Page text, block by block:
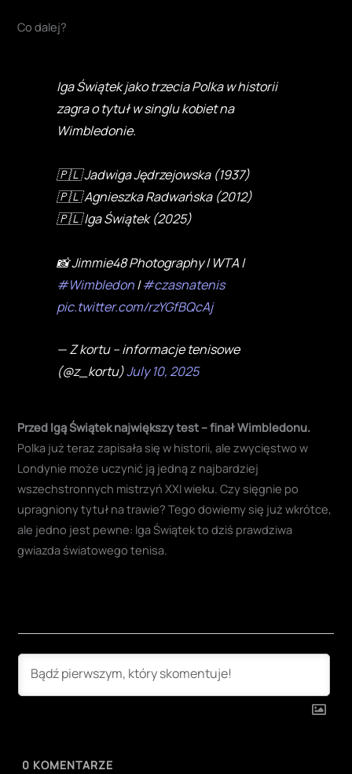
Co dalej?
Iga Świątek jako trzecia Polka w historii
zagra o tytuł w singlu kobiet na
Wimbledonie.
🇵🇱 Jadwiga Jędrzejowska (1937)
🇵🇱 Agnieszka Radwańska (2012)
🇵🇱 Iga Świątek (2025)
📸 Jimmie48 Photography | WTA |
#Wimbledon|#czasnatenis
pic.twitter.com/rzYGfBQcAj
— Z kortu – informacje tenisowe
(@z_kortu)July 10, 2025
Przed Igą Świątek największy test – finał Wimbledonu.
Polka już teraz zapisała się w historii, ale zwycięstwo w
Londynie może uczynić ją jedną z najbardziej
wszechstronnych mistrzyń XXI wieku. Czy sięgnie po
upragniony tytuł na trawie? Tego dowiemy się już wkrótce,
ale jedno jest pewne: Iga Świątek to dziś prawdziwa
gwiazda światowego tenisa.
0 KOMENTARZE